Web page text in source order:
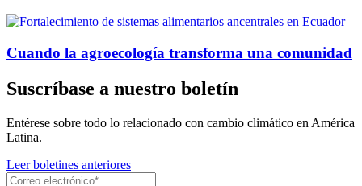
Cuando la agroecología transforma una comunidad
Suscríbase a nuestro boletín
Entérese sobre todo lo relacionado con cambio climático en América
Latina.
Leer boletines anteriores